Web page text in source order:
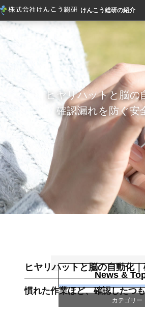
けんこう総研の紹介
ヒヤリハットと脳の
確認漏れを防ぐ安
ヒヤリハットと脳の自動化
慣れた作業ほど、確認したつ
News &
カテゴリー